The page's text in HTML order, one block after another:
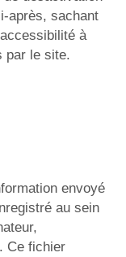
après, sachant
à
par le site.
envoyé
au sein
Ce fichier